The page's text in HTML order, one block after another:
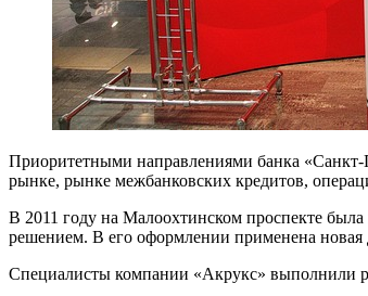
Приоритетными направлениями банка «Санкт-
рынке, рынке межбанковских кредитов,
В 2011 году на Малоохтинском проспекте
решением. В его оформлении применена новая
Специалисты компании «Акрукс» выполнили